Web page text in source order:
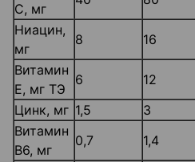
С, мг
Ниацин,
мг
8 16
Витамин
Е, мг ТЭ
6 12
Цинк, мг 1,5 3
Витамин
В6, мг
0,7 1,4